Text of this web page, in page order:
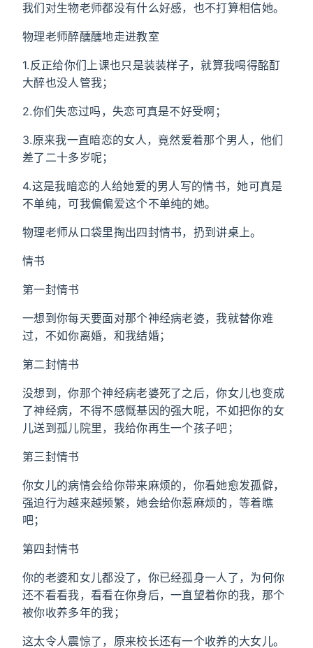
我们对生物老师都没有什么好感，也不打算相信她。
物理老师醉醺醺地走进教室
1.反正给你们上课也只是装装样子，就算我喝得酩酊
大醉也没人管我；
2.你们失恋过吗，失恋可真是不好受啊；
3.原来我一直暗恋的女人，竟然爱着那个男人，他们
差了二十多岁呢；
4.这是我暗恋的人给她爱的男人写的情书，她可真是
不单纯，可我偏偏爱这个不单纯的她。
物理老师从口袋里掏出四封情书，扔到讲桌上。
情书
第一封情书
一想到你每天要面对那个神经病老婆，我就替你难
过，不如你离婚，和我结婚；
第二封情书
没想到，你那个神经病老婆死了之后，你女儿也变成
了神经病，不得不感慨基因的强大呢，不如把你的女
儿送到孤儿院里，我给你再生一个孩子吧；
第三封情书
你女儿的病情会给你带来麻烦的，你看她愈发孤僻，
强迫行为越来越频繁，她会给你惹麻烦的，等着瞧
吧；
第四封情书
你的老婆和女儿都没了，你已经孤身一人了，为何你
还不看看我，看看在你身后，一直望着你的我，那个
被你收养多年的我；
这太令人震惊了，原来校长还有一个收养的大女儿。